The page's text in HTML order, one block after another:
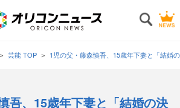
芸能 TOP 1児の父・藤森慎吾、15歳年下妻と「結婚
吾、15歳年下妻と「結婚の決